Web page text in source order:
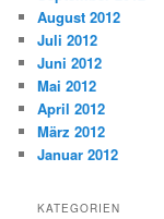
August 2012
Juli 2012
Juni 2012
Mai 2012
April 2012
März 2012
Januar 2012
KATEGORIEN